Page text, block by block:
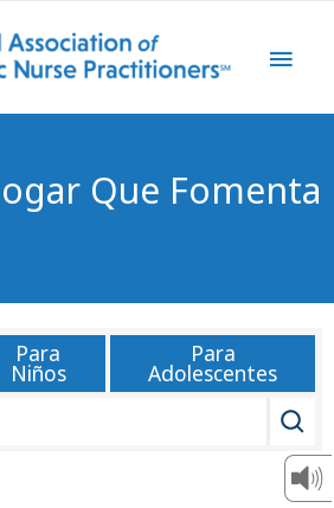
Que Fomenta
Para
Niños
Para
Adolescentes